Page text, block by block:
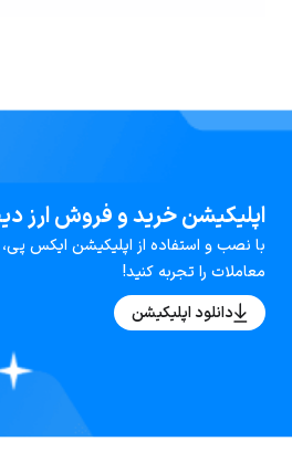
اپلیکیشن خرید و فروش ارز
با نصب و استفاده از اپلیکیشن ایکس
معاملات را تجربه کنید!
دانلود اپلیکیشن